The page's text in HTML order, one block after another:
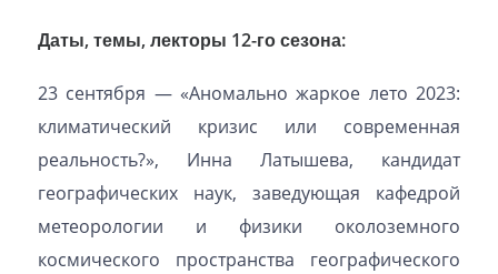
Даты, темы, лекторы 12-го сезона:
23 сентября — «Аномально жаркое лето 2023:
климатический кризис или современная
реальность?», Инна Латышева, кандидат
географических наук, заведующая кафедрой
метеорологии и физики околоземного
космического пространства географического